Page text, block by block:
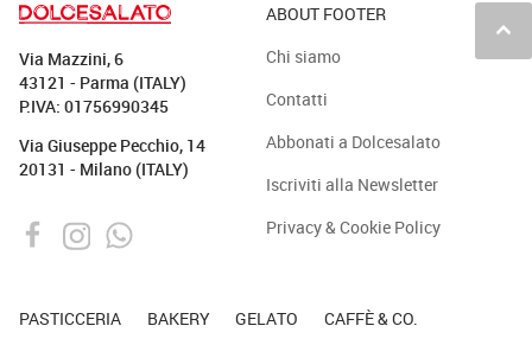
keyboard_arrow_up
Via Mazzini, 6
43121 - Parma (ITALY)
P.IVA: 01756990345
Via Giuseppe Pecchio, 14
20131 - Milano (ITALY)
ABOUT FOOTER
Chi siamo
Contatti
Abbonati a Dolcesalato
Iscriviti alla Newsletter
Privacy & Cookie Policy
PASTICCERIA BAKERY GELATO CAFFÈ & CO.